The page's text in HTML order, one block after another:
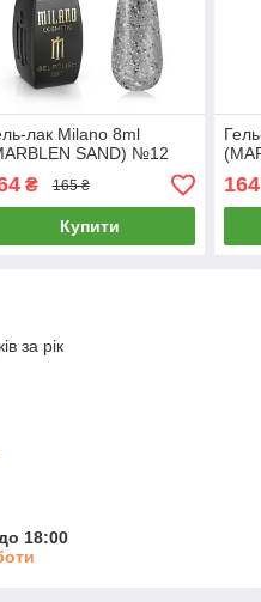
лак Milano 8ml
SAND) №12
₴ 165 ₴
Купити
164
за рік
18:00